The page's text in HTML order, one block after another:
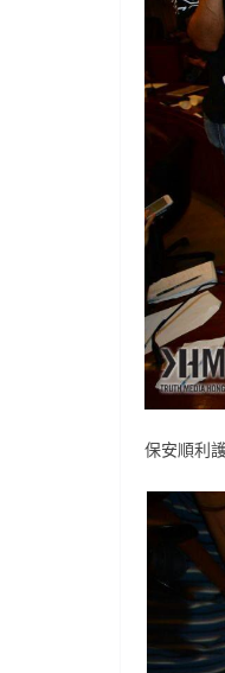
保安順利